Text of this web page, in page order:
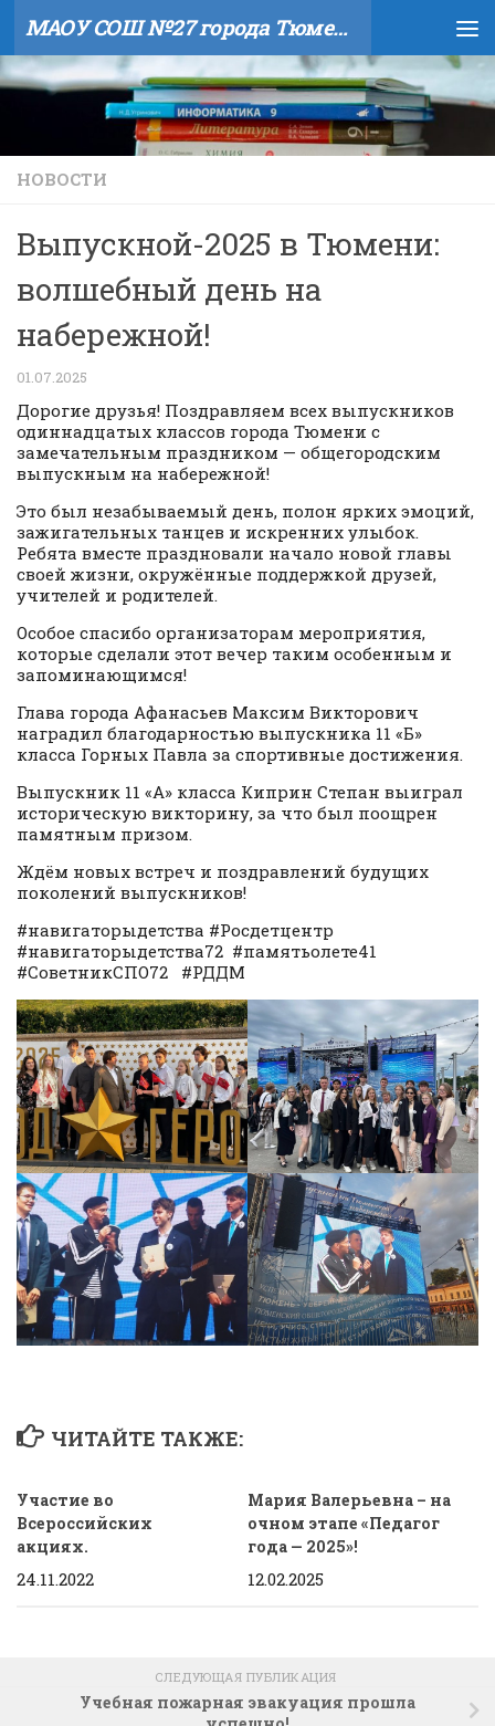
Skip to content МАОУ СОШ №27 города Тюмени
НОВОСТИ
Выпускной-2025 в Тюмени:
волшебный день на
набережной!
01.07.2025
Дорогие друзья! Поздравляем всех выпускников
одиннадцатых классов города Тюмени с
замечательным праздником — общегородским
выпускным на набережной!
Это был незабываемый день, полон ярких эмоций,
зажигательных танцев и искренних улыбок.
Ребята вместе праздновали начало новой главы
своей жизни, окружённые поддержкой друзей,
учителей и родителей.
Особое спасибо организаторам мероприятия,
которые сделали этот вечер таким особенным и
запоминающимся!
Глава города Афанасьев Максим Викторович
наградил благодарностью выпускника 11 «Б»
класса Горных Павла за спортивные достижения.
Выпускник 11 «А» класса Киприн Степан выиграл
историческую викторину, за что был поощрен
памятным призом.
Ждём новых встреч и поздравлений будущих
поколений выпускников!
#навигаторыдетства #Росдетцентр
#навигаторыдетства72 #памятьолете41
#СоветникСПО72 #РДДМ
ЧИТАЙТЕ ТАКЖЕ:
Участие во
Всероссийских
акциях.
24.11.2022
Мария Валерьевна – на
очном этапе «Педагог
года — 2025»!
12.02.2025
СЛЕДУЮЩАЯ ПУБЛИКАЦИЯ
Учебная пожарная эвакуация прошла